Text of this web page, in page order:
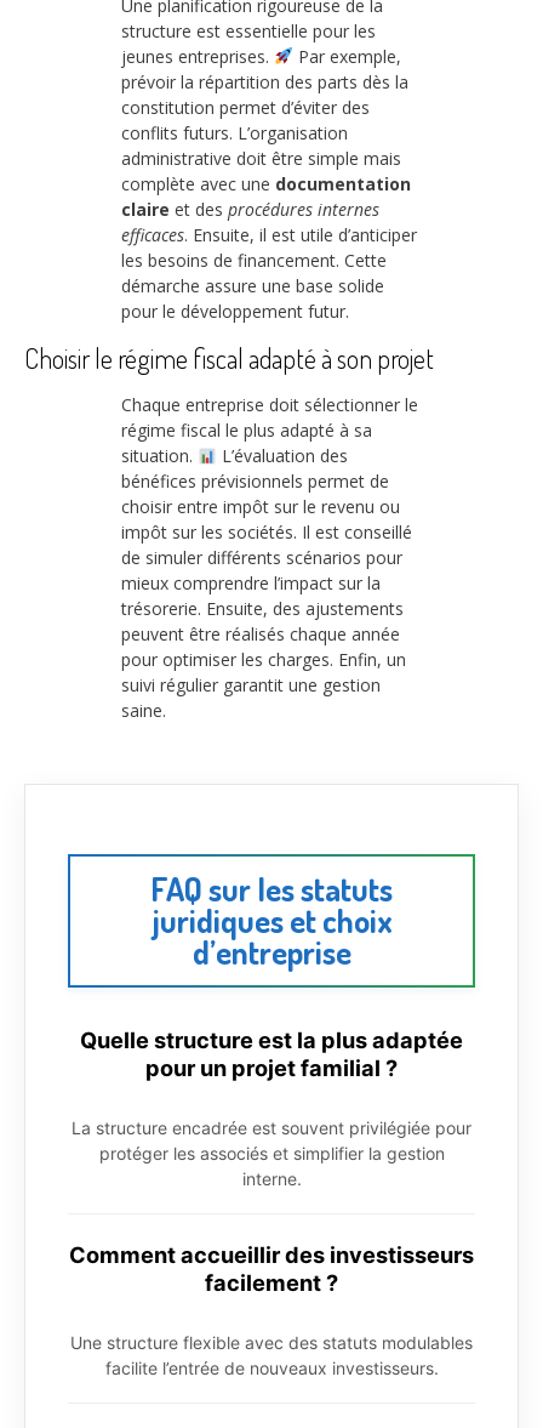
Une planification rigoureuse de la
structure est essentielle pour les
jeunes entreprises.
Par exemple,
prévoir la répartition des parts dès la
constitution permet d’éviter des
conflits futurs. L’organisation
administrative doit être simple mais
complète avec une documentation
claire et des procédures internes
efficaces. Ensuite, il est utile d’anticiper
les besoins de financement. Cette
démarche assure une base solide
pour le développement futur.
Choisir le régime fiscal adapté à son projet
Chaque entreprise doit sélectionner le
régime fiscal le plus adapté à sa
situation.
L’évaluation des
bénéfices prévisionnels permet de
choisir entre impôt sur le revenu ou
impôt sur les sociétés. Il est conseillé
de simuler différents scénarios pour
mieux comprendre l’impact sur la
trésorerie. Ensuite, des ajustements
peuvent être réalisés chaque année
pour optimiser les charges. Enfin, un
suivi régulier garantit une gestion
saine.
FAQ sur les statuts
juridiques et choix
d’entreprise
Quelle structure est la plus adaptée
pour un projet familial ?
La structure encadrée est souvent privilégiée pour
protéger les associés et simplifier la gestion
interne.
Comment accueillir des investisseurs
facilement ?
Une structure flexible avec des statuts modulables
facilite l’entrée de nouveaux investisseurs.